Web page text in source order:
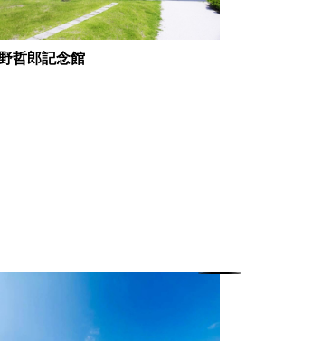
哲郎記念館